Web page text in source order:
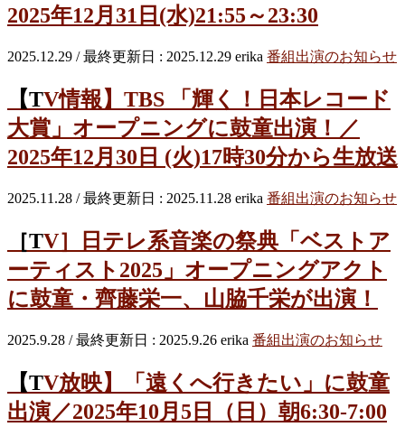
2025年12月31日(水)21:55～23:30
2025.12.29 / 最終更新日 : 2025.12.29 erika 番組出演のお知らせ
【TV情報】TBS 「輝く！日本レコード
大賞」オープニングに鼓童出演！／
2025年12月30日 (火)17時30分から生放送
2025.11.28 / 最終更新日 : 2025.11.28 erika 番組出演のお知らせ
［TV］日テレ系音楽の祭典「ベストア
ーティスト2025」オープニングアクト
に鼓童・齊藤栄一、山脇千栄が出演！
2025.9.28 / 最終更新日 : 2025.9.26 erika 番組出演のお知らせ
【TV放映】「遠くへ行きたい」に鼓童
出演／2025年10月5日（日）朝6:30-7:00